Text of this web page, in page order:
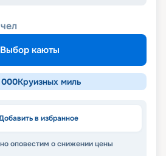
Выбор каюты
000Круизных миль
в избранное
оповестим о снижении цены